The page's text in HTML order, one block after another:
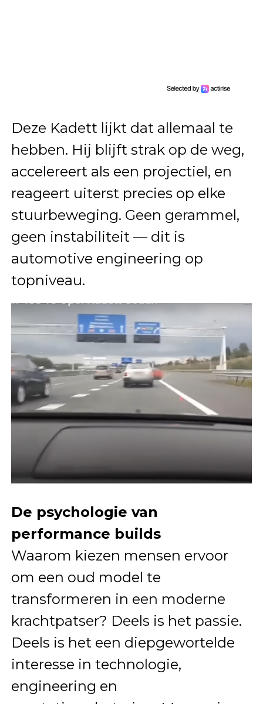
Deze Kadett lijkt dat allemaal te
hebben. Hij blijft strak op de weg,
accelereert als een projectiel, en
reageert uiterst precies op elke
stuurbeweging. Geen gerammel,
geen instabiliteit — dit is
automotive engineering op
topniveau.
De psychologie van
performance builds
Waarom kiezen mensen ervoor
om een oud model te
transformeren in een moderne
krachtpatser? Deels is het passie.
Deels is het een diepgewortelde
interesse in technologie,
engineering en